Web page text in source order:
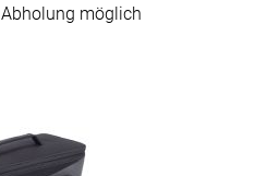
möglich